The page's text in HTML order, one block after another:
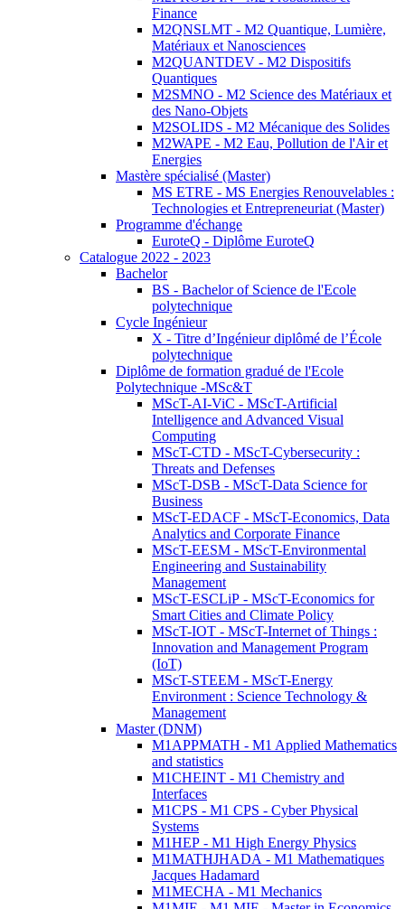
Finance
M2QNSLMT - M2 Quantique, Lumière,
Matériaux et Nanosciences
M2QUANTDEV - M2 Dispositifs
Quantiques
M2SMNO - M2 Science des Matériaux et
des Nano-Objets
M2SOLIDS - M2 Mécanique des Solides
M2WAPE - M2 Eau, Pollution de l'Air et
Energies
Mastère spécialisé (Master)
MS ETRE - MS Energies Renouvelables :
Technologies et Entrepreneuriat (Master)
Programme d'échange
EuroteQ - Diplôme EuroteQ
Catalogue 2022 - 2023
Bachelor
BS - Bachelor of Science de l'Ecole
polytechnique
Cycle Ingénieur
X - Titre d’Ingénieur diplômé de l’École
polytechnique
Diplôme de formation gradué de l'Ecole
Polytechnique -MSc&T
MScT-AI-ViC - MScT-Artificial
Intelligence and Advanced Visual
Computing
MScT-CTD - MScT-Cybersecurity :
Threats and Defenses
MScT-DSB - MScT-Data Science for
Business
MScT-EDACF - MScT-Economics, Data
Analytics and Corporate Finance
MScT-EESM - MScT-Environmental
Engineering and Sustainability
Management
MScT-ESCLiP - MScT-Economics for
Smart Cities and Climate Policy
MScT-IOT - MScT-Internet of Things :
Innovation and Management Program
(IoT)
MScT-STEEM - MScT-Energy
Environment : Science Technology &
Management
Master (DNM)
M1APPMATH - M1 Applied Mathematics
and statistics
M1CHEINT - M1 Chemistry and
Interfaces
M1CPS - M1 CPS - Cyber Physical
Systems
M1HEP - M1 High Energy Physics
M1MATHJHADA - M1 Mathematiques
Jacques Hadamard
M1MECHA - M1 Mechanics